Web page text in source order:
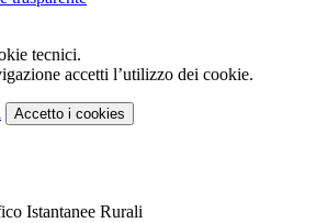
tecnici.
accetti l’utilizzo dei cookie.
Accetto i cookies
Istantanee Rurali